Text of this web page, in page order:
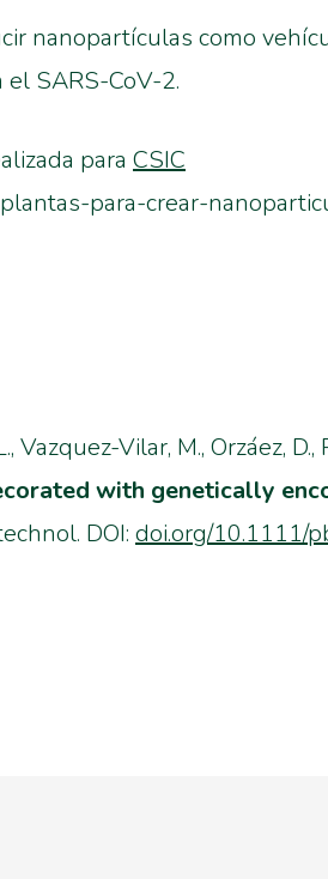
nanopartículas como
SARS-CoV-2.
para CSIC
para-crear-
Vazquez-Vilar, M., Orzáez,
with genetically
DOI: doi.org/10.1111/